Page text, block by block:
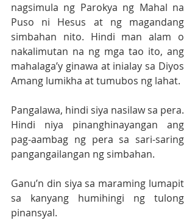
nagsimula ng Parokya ng Mahal na
Puso ni Hesus at ng magandang
simbahan nito. Hindi man alam o
nakalimutan na ng mga tao ito, ang
mahalaga’y ginawa at inialay sa Diyos
Amang lumikha at tumubos ng lahat.
Pangalawa, hindi siya nasilaw sa pera.
Hindi niya pinanghinayangan ang
pag-aambag ng pera sa sari-saring
pangangailangan ng simbahan.
Ganu’n din siya sa maraming lumapit
sa kanyang humihingi ng tulong
pinansyal.